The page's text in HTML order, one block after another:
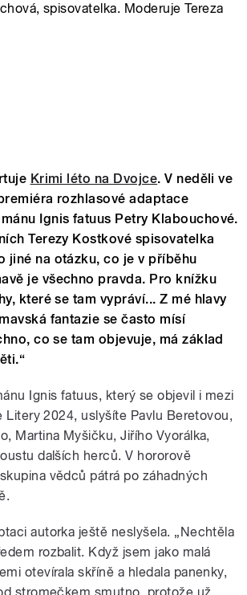
spisovatelka. Moderuje Tereza
Krimi léto na Dvojce. V neděli ve
rozhlasové adaptace
Ignis fatuus Petry Klabouchové.
Terezy Kostkové spisovatelka
jiné na otázku, co je v příběhu
je všechno pravda. Pro knížku
které se tam vypráví... Z mé hlavy
fantazie se často mísí
co se tam objevuje, má základ
Ignis fatuus, který se objevil i mezi
Litery 2024, uslyšíte Pavlu Beretovou,
Martina Myšičku, Jiřího Vyorálka,
dalších herců. V hororově
vědců pátrá po záhadných
autorka ještě neslyšela. „Nechtěla
rozbalit. Když jsem jako malá
otevírala skříně a hledala panenky,